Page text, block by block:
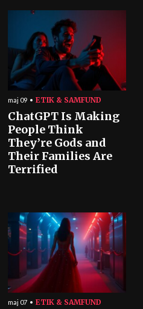
maj 09 ETIK & SAMFUND
ChatGPT Is Making
People Think
They’re Gods and
Their Families Are
Terrified
maj 07 ETIK & SAMFUND